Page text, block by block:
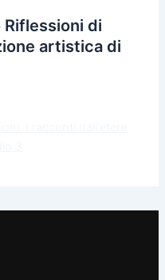
Riflessioni di
artistica di